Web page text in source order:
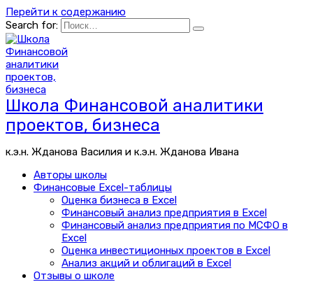
Перейти к содержанию
Search for:
Школа Финансовой аналитики
проектов, бизнеса
к.э.н. Жданова Василия и к.э.н. Жданова Ивана
Авторы школы
Финансовые Excel-таблицы
Оценка бизнеса в Excel
Финансовый анализ предприятия в Excel
Финансовый анализ предприятия по МСФО в
Excel
Оценка инвестиционных проектов в Excel
Анализ акций и облигаций в Excel
Отзывы о школе